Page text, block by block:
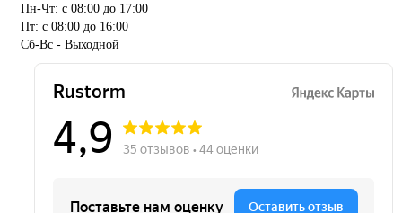
Пн-Чт: с 08:00 до 17:00
Пт: с 08:00 до 16:00
Сб-Вс - Выходной